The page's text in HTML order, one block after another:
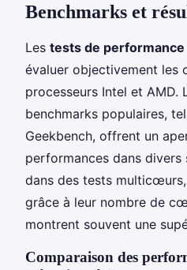
Benchmarks et
Les tests de performance
évaluer objectivement les
processeurs Intel et AMD.
benchmarks populaires,
Geekbench, offrent un
performances dans divers
dans des tests
grâce à leur nombre de
montrent souvent une
Comparaison des